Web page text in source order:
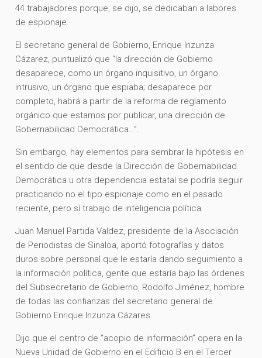
44 trabajadores porque, se dijo, se dedicaban a labores
de espionaje.
El secretario general de Gobierno, Enrique Inzunza
Cázarez, puntualizó que “la dirección de Gobierno
desaparece, como un órgano inquisitivo, un órgano
intrusivo, un órgano que espiaba; desaparece por
completo, habrá a partir de la reforma de reglamento
orgánico que estamos por publicar, una dirección de
Gobernabilidad Democrática…”.
Sin embargo, hay elementos para sembrar la hipótesis en
el sentido de que desde la Dirección de Gobernabilidad
Democrática u otra dependencia estatal se podría seguir
practicando no el tipo espionaje como en el pasado
reciente, pero sí trabajo de inteligencia política.
Juan Manuel Partida Valdez, presidente de la Asociación
de Periodistas de Sinaloa, aportó fotografías y datos
duros sobre personal que le estaría dando seguimiento a
la información política, gente que estaría bajo las órdenes
del Subsecretario de Gobierno, Rodolfo Jiménez, hombre
de todas las confianzas del secretario general de
Gobierno Enrique Inzunza Cázares.
Dijo que el centro de “acopio de información” opera en la
Nueva Unidad de Gobierno en el Edificio B en el Tercer